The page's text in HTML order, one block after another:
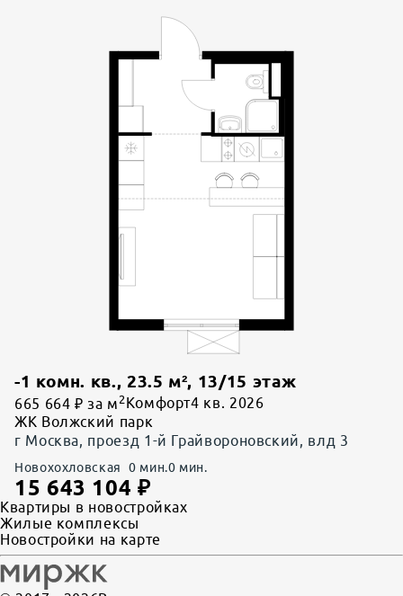
-1 комн. кв., 23.5 м², 13/15 этаж
665 664 ₽ за м 2 Комфорт4 кв. 2026
ЖК Волжский парк
г Москва, проезд 1-й Грайвороновский, влд 3
Новохохловская 0 мин.0 мин.
15 643 104 ₽
Квартиры в новостройках
Жилые комплексы
Новостройки на карте